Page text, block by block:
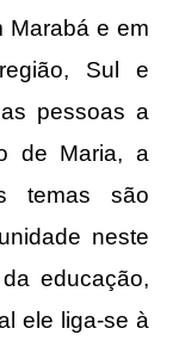
Marabá e em
Sul e
pessoas a
de Maria, a
temas são
neste
educação,
ele liga-se à